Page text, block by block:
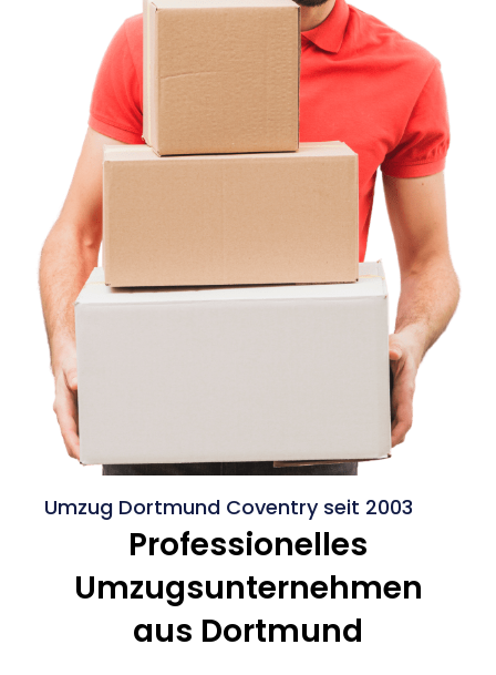
Umzug Dortmund Coventry seit 2003
Professionelles
Umzugsunternehmen
aus Dortmund